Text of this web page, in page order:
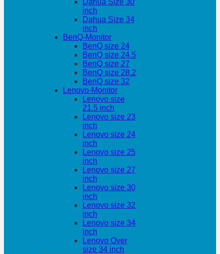
Dahua Size 30
inch
Dahua Size 34
inch
BenQ-Monitor
BenQ size 24
BenQ size 24.5
BenQ size 27
BenQ size 28.2
BenQ size 32
Lenovo-Monitor
Lenovo size
21.5 inch
Lenovo size 23
inch
Lenovo size 24
inch
Lenovo size 25
inch
Lenovo size 27
inch
Lenovo size 30
inch
Lenovo size 32
inch
Lenovo size 34
inch
Lenovo Over
size 34 inch